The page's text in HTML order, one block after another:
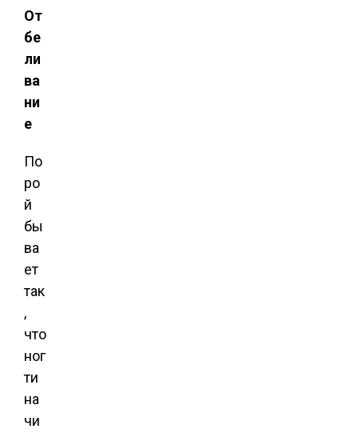
От
бе
ли
ва
ни
е
По
ро
й
бы
ва
ет
так
,
что
ног
ти
на
чи